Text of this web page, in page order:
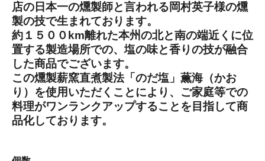
店の日本一の燻製師と言われる岡村英子様の燻
製の技で生まれております。
約１５００km離れた本州の北と南の端近くに位
置する製造場所での、塩の味と香りの技が融合
した商品でございます。
この燻製薪窯直煮製法「のだ塩」薫海（かお
り）を使用いただくことにより、ご家庭等での
料理がワンランクアップすることを目指して商
品化しております。